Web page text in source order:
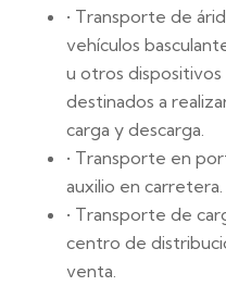
• Transporte de
vehículos
u otros
destinados a
carga y descarga.
• Transporte en
auxilio en carretera.
• Transporte de
centro de
venta.